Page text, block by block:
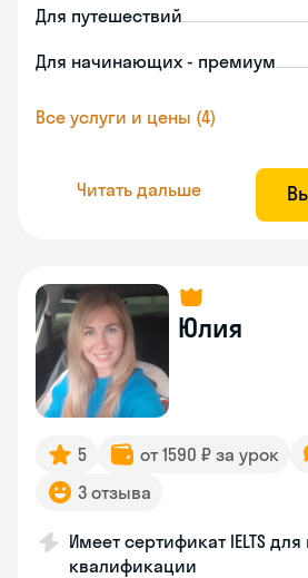
Для путешествий
Для начинающих - премиум
Все услуги и цены (4)
Читать дальше
Юлия
5 от 1590 ₽ за урок
3 отзыва
Имеет сертификат IELTS
квалификации